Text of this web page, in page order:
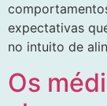
expectativas
no intuito de
Os